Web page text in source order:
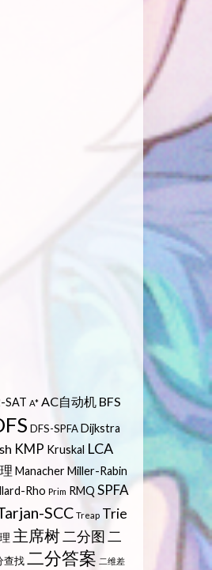
SAT A* AC自动机 BFS
DFS-SPFA Dijkstra
KMP Kruskal LCA
Manacher Miller-Rabin
Rho Prim RMQ SPFA
SCC Treap Trie
主席树二分图 二
查找 二分答案 二维差